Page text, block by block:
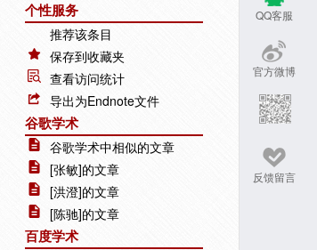
QQ客服
官方微博
反馈留言
个性服务
推荐该条目
保存到收藏夹
查看访问统计
导出为Endnote文件
谷歌学术
谷歌学术中相似的文章
[张敏]的文章
[洪澄]的文章
[陈驰]的文章
百度学术